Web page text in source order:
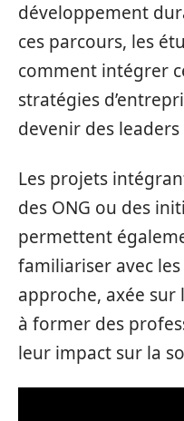
développement
ces parcours, les
comment intégrer
stratégies
devenir des
Les projets
des ONG ou des
permettent
familiariser avec
approche, axée sur
à former des
leur impact sur la